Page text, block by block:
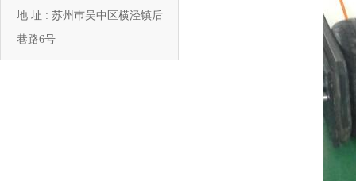
地 址 : 苏州巿吴中区横泾镇后
巷路6号